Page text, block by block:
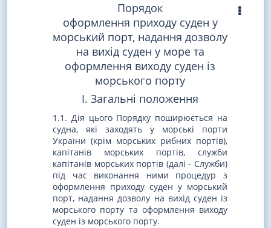
Порядок
оформлення приходу суден у
морський порт, надання дозволу
на вихід суден у море та
оформлення виходу суден із
морського порту
I. Загальні положення
1.1. Дія цього Порядку поширюється на
судна, які заходять у морські порти
України (крім морських рибних портів),
капітанів морських портів, служби
капітанів морських портів (далі - Служби)
під час виконання ними процедур з
оформлення приходу суден у морський
порт, надання дозволу на вихід суден із
морського порту та оформлення виходу
суден із морського порту.